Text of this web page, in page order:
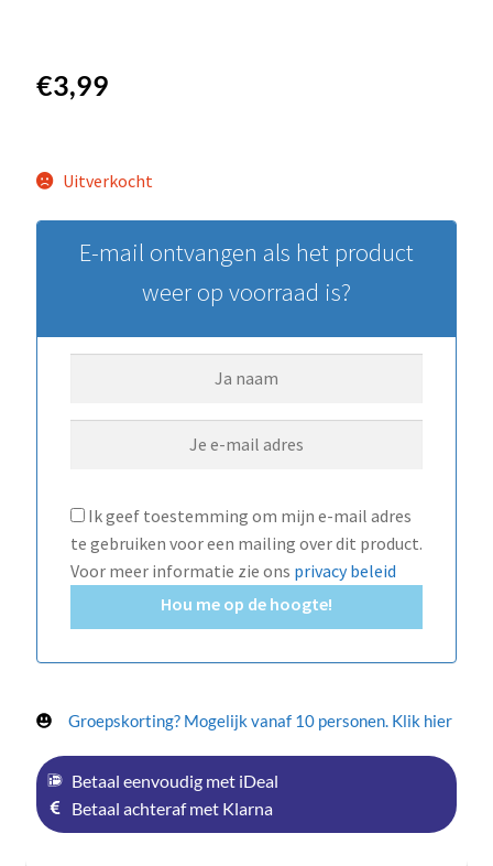
€3,99
Uitverkocht
E-mail ontvangen als het product
weer op voorraad is?
Ik geef toestemming om mijn e-mail adres
te gebruiken voor een mailing over dit product.
Voor meer informatie zie ons privacy beleid
Hou me op de hoogte!
Groepskorting? Mogelijk vanaf 10 personen. Klik hier
Betaal eenvoudig met iDeal
Betaal achteraf met Klarna